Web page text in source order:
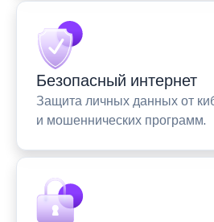
Безопасный интернет
Защита личных данных от
и мошеннических программ.